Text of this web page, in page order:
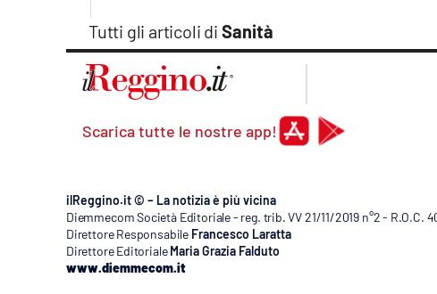
Tutti gli articoli di Sanità
Scarica tutte le nostre app!
ilReggino.it © – La notizia è più vicina
Diemmecom Società Editoriale - reg. trib. VV 21/11/2019 n°2 - R.O.C.
Direttore Responsabile Francesco Laratta
Direttore Editoriale Maria Grazia Falduto
www.diemmecom.it